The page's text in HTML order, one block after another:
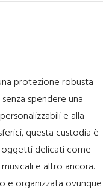
protezione robusta
spendere una
e alla
questa custodia è
delicati come
e altro ancora.
e organizzata ovunque